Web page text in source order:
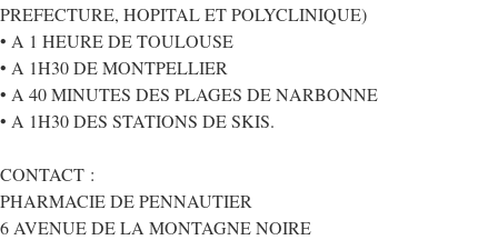
PREFECTURE, HOPITAL ET POLYCLINIQUE)
• A 1 HEURE DE TOULOUSE
• A 1H30 DE MONTPELLIER
• A 40 MINUTES DES PLAGES DE NARBONNE
• A 1H30 DES STATIONS DE SKIS.
CONTACT :
PHARMACIE DE PENNAUTIER
6 AVENUE DE LA MONTAGNE NOIRE